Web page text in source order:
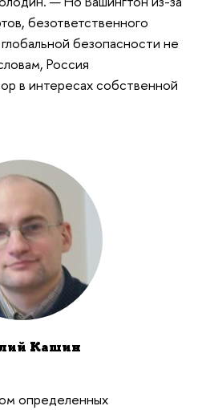
безответственного
безопасности не
Россия
в интересах собственной
Кашин
определенных